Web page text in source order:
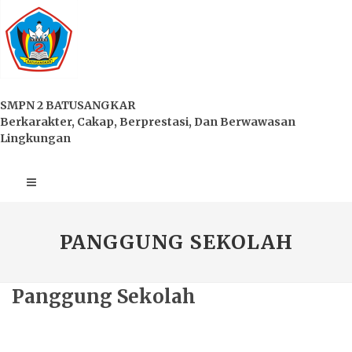
SMPN 2 BATUSANGKAR
Berkarakter, Cakap, Berprestasi, Dan Berwawasan
Lingkungan
PANGGUNG SEKOLAH
Panggung Sekolah